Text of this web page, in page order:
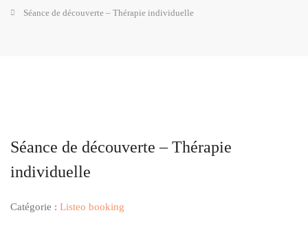
Séance de découverte – Thérapie individuelle
Séance de découverte – Thérapie
individuelle
Catégorie : Listeo booking